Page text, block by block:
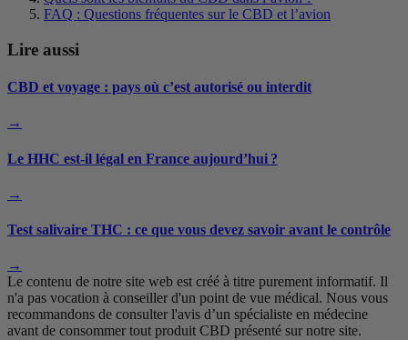
FAQ : Questions fréquentes sur le CBD et l’avion
Lire aussi
CBD et voyage : pays où c’est autorisé ou interdit
→
Le HHC est-il légal en France aujourd’hui ?
→
Test salivaire THC : ce que vous devez savoir avant le contrôle
→
Le contenu de notre site web est créé à titre purement informatif. Il
n'a pas vocation à conseiller d'un point de vue médical. Nous vous
recommandons de consulter l'avis d’un spécialiste en médecine
avant de consommer tout produit CBD présenté sur notre site.